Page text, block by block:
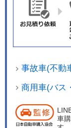
事故車(不動
商用車(バス
車